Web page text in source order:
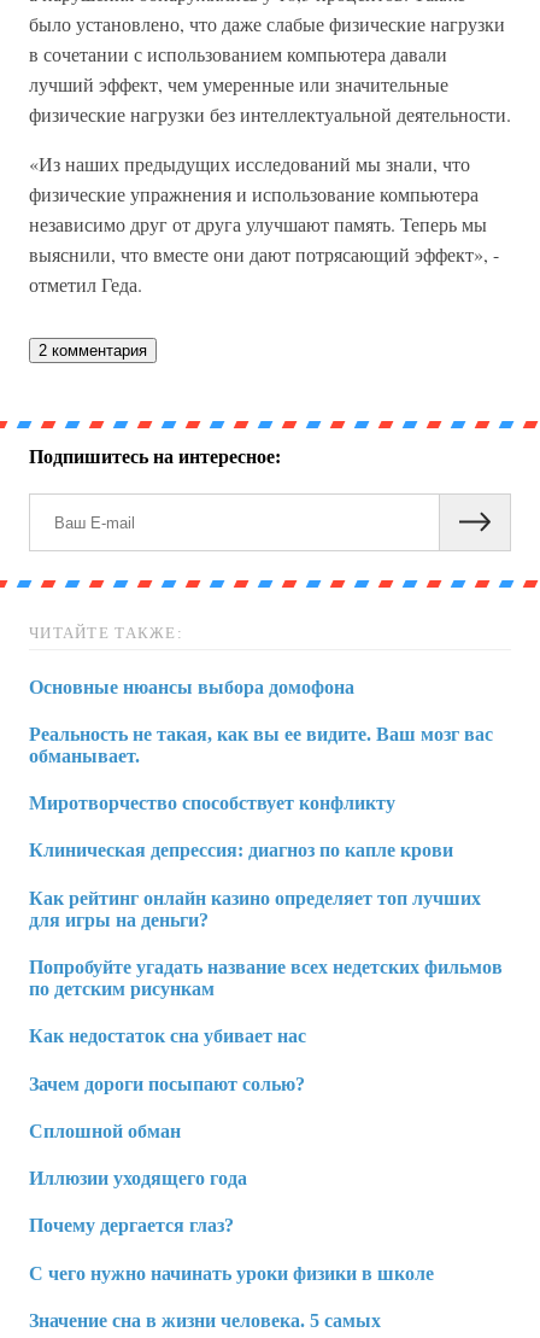
было установлено, что даже слабые физические нагрузки
в сочетании с использованием компьютера давали
лучший эффект, чем умеренные или значительные
физические нагрузки без интеллектуальной деятельности.
«Из наших предыдущих исследований мы знали, что
физические упражнения и использование компьютера
независимо друг от друга улучшают память. Теперь мы
выяснили, что вместе они дают потрясающий эффект», -
отметил Геда.
2 комментария
Подпишитесь на интересное:
ЧИТАЙТЕ ТАКЖЕ:
Основные нюансы выбора домофона
Реальность не такая, как вы ее видите. Ваш мозг вас
обманывает.
Миротворчество способствует конфликту
Клиническая депрессия: диагноз по капле крови
Как рейтинг онлайн казино определяет топ лучших
для игры на деньги?
Попробуйте угадать название всех недетских фильмов
по детским рисункам
Как недостаток сна убивает нас
Зачем дороги посыпают солью?
Сплошной обман
Иллюзии уходящего года
Почему дергается глаз?
С чего нужно начинать уроки физики в школе
Значение сна в жизни человека. 5 самых